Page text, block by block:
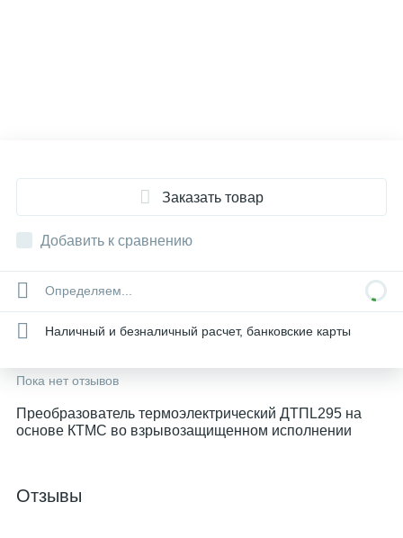
Заказать товар
Добавить к сравнению
Определяем...
Наличный и безналичный расчет, банковские карты
Пока нет отзывов
Преобразователь термоэлектрический ДТПL295 на
основе КТМС во взрывозащищенном исполнении
Отзывы